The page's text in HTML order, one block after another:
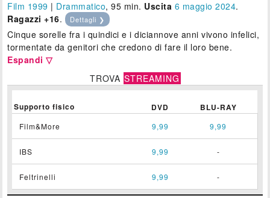
Film 1999 | Drammatico, 95 min. Uscita 6 maggio 2024.
Ragazzi +16. Dettagli ❯
Cinque sorelle fra i quindici e i diciannove anni vivono infelici,
tormentate da genitori che credono di fare il loro bene.
Espandi ▽
TROVA STREAMING
Supporto fisico DVD BLU-RAY
Film&More 9,99 9,99
IBS 9,99 -
Feltrinelli 9,99 -